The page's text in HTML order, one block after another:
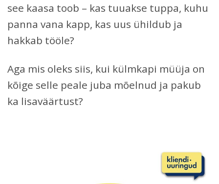
see kaasa toob – kas tuuakse tuppa, kuhu
panna vana kapp, kas uus ühildub ja
hakkab tööle?
Aga mis oleks siis, kui külmkapi müüja on
kõige selle peale juba mõelnud ja pakub
ka lisaväärtust?